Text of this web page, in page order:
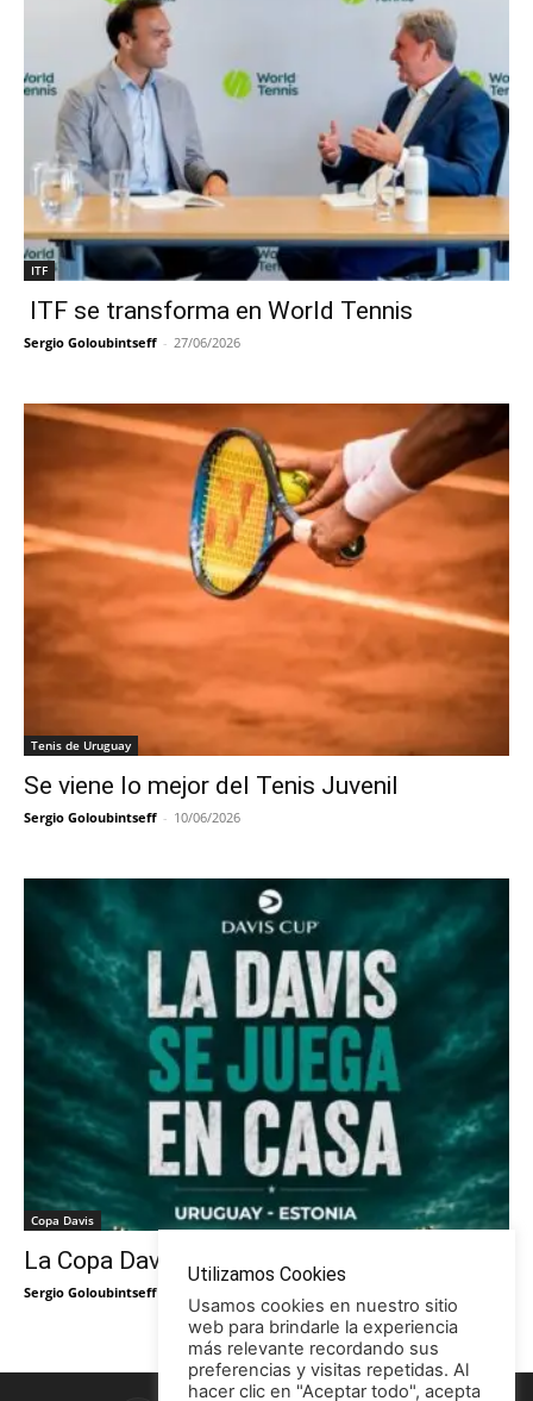
ITF
ITF se transforma en World Tennis
Sergio Goloubintseff - 27/06/2026
Tenis de Uruguay
Se viene lo mejor del Tenis Juvenil
Sergio Goloubintseff - 10/06/2026
Copa Davis
La Copa Davis vuelve al Círculo
Sergio Goloubintseff
Utilizamos Cookies
Usamos cookies en nuestro sitio
web para brindarle la experiencia
más relevante recordando sus
preferencias y visitas repetidas. Al
hacer clic en "Aceptar todo", acepta